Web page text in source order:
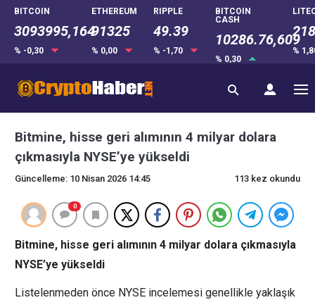
BITCOIN
3093995,164
% -0,30
ETHEREUM
91325
% 0,00
RIPPLE
49.39
% -1,70
BITCOIN
CASH
10286.76,609
% 0,30
%
Bitmine, hisse geri alımının 4 milyar dolara
çıkmasıyla NYSE’ye yükseldi
Güncelleme: 10 Nisan 2026 14:45 113 kez okundu
0
Bitmine, hisse geri alımının 4 milyar dolara çıkmasıyla
NYSE’ye yükseldi
Listelenmeden önce NYSE incelemesi genellikle yaklaşık